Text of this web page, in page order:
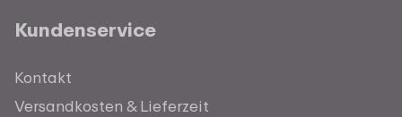
Kundenservice
Kontakt
Versandkosten & Lieferzeit